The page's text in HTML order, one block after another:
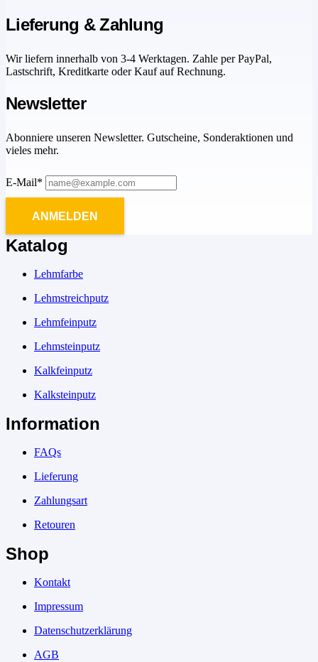
Lieferung & Zahlung
Wir liefern innerhalb von 3-4 Werktagen. Zahle per PayPal,
Lastschrift, Kreditkarte oder Kauf auf Rechnung.
Newsletter
Abonniere unseren Newsletter. Gutscheine, Sonderaktionen und
vieles mehr.
E-Mail*
ANMELDEN
Katalog
Lehmfarbe
Lehmstreichputz
Lehmfeinputz
Lehmsteinputz
Kalkfeinputz
Kalksteinputz
Information
FAQs
Lieferung
Zahlungsart
Retouren
Shop
Kontakt
Impressum
Datenschutzerklärung
AGB